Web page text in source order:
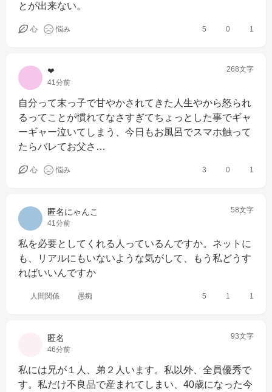
とが出来ない。
心 悩み 5 0 1
‪‪❤︎‬
41分前
268文字
自分って末っ子で甘やかされてきた人生やから怒られ
るってことが慣れてなさすぎてちょっとした事でギャ
ーギャー泣いてしまう、今日もお風呂でスマホ触って
たらバレてお父さ…
心 悩み 3 0 1
匿名にゃんこ
41分前
58文字
私を必要としてくれる人っているんですか。ネットに
も、リアルにもいないような気がして、もう私どうす
ればいいんですか
人間関係 愚痴 5 1 1
匿名
46分前
93文字
私には兄が１人、弟２人います。私以外、全員優秀で
す。私だけ不良品で産まれてしまい、40歳になった今